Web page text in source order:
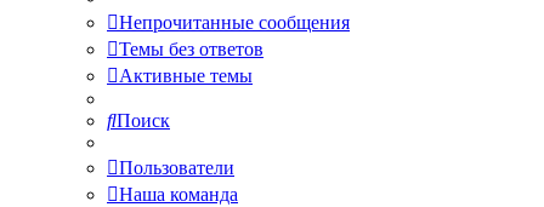
Непрочитанные сообщения
Темы без ответов
Активные темы
Поиск
Пользователи
Наша команда